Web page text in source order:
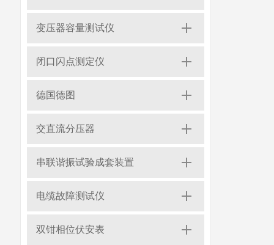
变压器容量测试仪
闭口闪点测定仪
德国德图
交直流分压器
串联谐振试验成套装置
电缆故障测试仪
双钳相位伏安表